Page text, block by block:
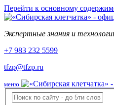
Перейти к основному
Экспертные знания и
+7 983 232 5599
tfzp@tfzp.ru
меню